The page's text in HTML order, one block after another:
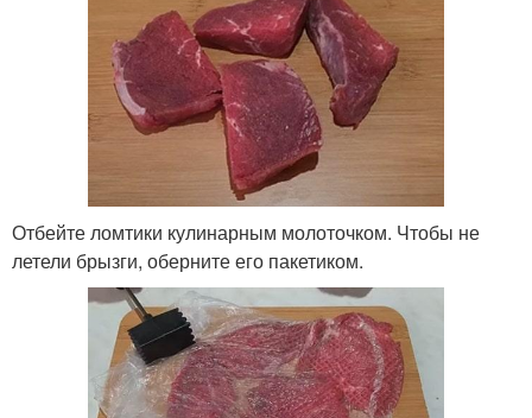
Отбейте ломтики кулинарным молоточком. Чтобы не
летели брызги, оберните его пакетиком.